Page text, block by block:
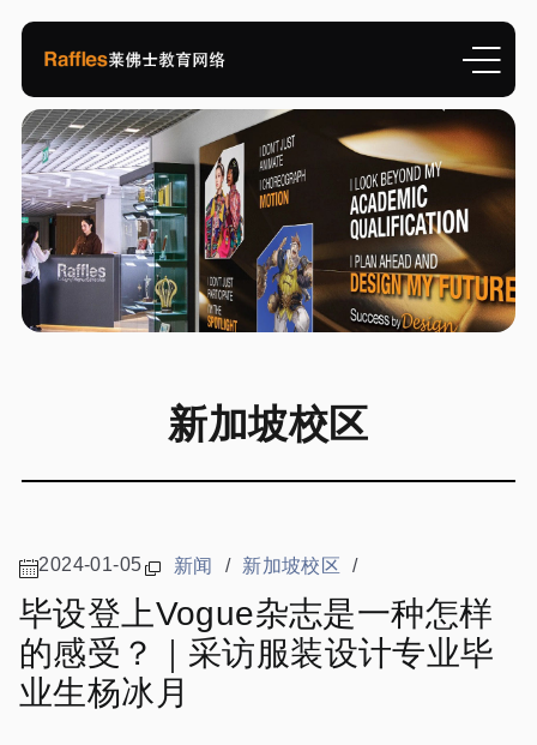
新加坡校区
2024-01-05 新闻 / 新加坡校区 /
毕设登上Vogue杂志是一种怎样
的感受？｜采访服装设计专业毕
业生杨冰月